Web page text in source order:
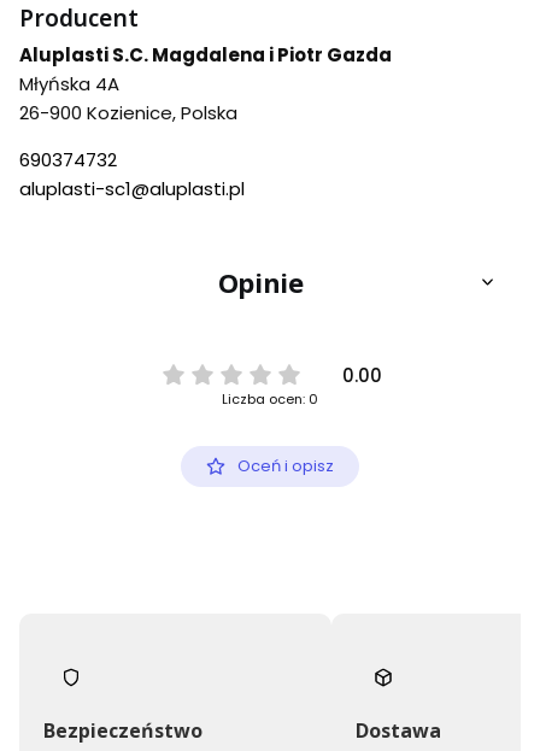
Producent
Aluplasti S.C. Magdalena i Piotr Gazda
Młyńska 4A
26-900 Kozienice, Polska
690374732
aluplasti-sc1@aluplasti.pl
Opinie
0.00
Liczba ocen: 0
Oceń i opisz
Bezpieczeństwo Dostawa